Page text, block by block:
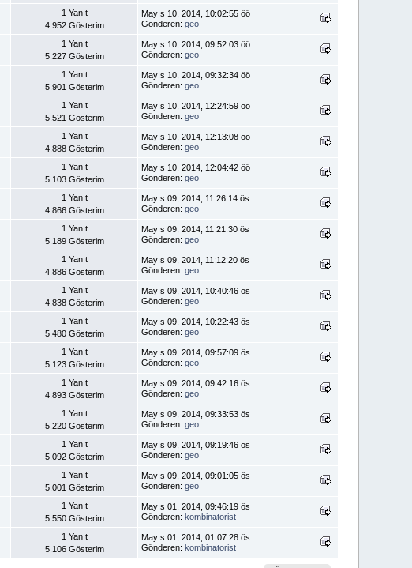
1 Yanıt
4.952 Gösterim
Mayıs 10, 2014, 10:02:55 öö
Gönderen:geo
1 Yanıt
5.227 Gösterim
Mayıs 10, 2014, 09:52:03 öö
Gönderen:geo
1 Yanıt
5.901 Gösterim
Mayıs 10, 2014, 09:32:34 öö
Gönderen:geo
1 Yanıt
5.521 Gösterim
Mayıs 10, 2014, 12:24:59 öö
Gönderen:geo
1 Yanıt
4.888 Gösterim
Mayıs 10, 2014, 12:13:08 öö
Gönderen:geo
1 Yanıt
5.103 Gösterim
Mayıs 10, 2014, 12:04:42 öö
Gönderen:geo
1 Yanıt
4.866 Gösterim
Mayıs 09, 2014, 11:26:14 ös
Gönderen:geo
1 Yanıt
5.189 Gösterim
Mayıs 09, 2014, 11:21:30 ös
Gönderen:geo
1 Yanıt
4.886 Gösterim
Mayıs 09, 2014, 11:12:20 ös
Gönderen:geo
1 Yanıt
4.838 Gösterim
Mayıs 09, 2014, 10:40:46 ös
Gönderen:geo
1 Yanıt
5.480 Gösterim
Mayıs 09, 2014, 10:22:43 ös
Gönderen:geo
1 Yanıt
5.123 Gösterim
Mayıs 09, 2014, 09:57:09 ös
Gönderen:geo
1 Yanıt
4.893 Gösterim
Mayıs 09, 2014, 09:42:16 ös
Gönderen:geo
1 Yanıt
5.220 Gösterim
Mayıs 09, 2014, 09:33:53 ös
Gönderen:geo
1 Yanıt
5.092 Gösterim
Mayıs 09, 2014, 09:19:46 ös
Gönderen:geo
1 Yanıt
5.001 Gösterim
Mayıs 09, 2014, 09:01:05 ös
Gönderen:geo
1 Yanıt
5.550 Gösterim
Mayıs 01, 2014, 09:46:19 ös
Gönderen:kombinatorist
1 Yanıt
5.106 Gösterim
Mayıs 01, 2014, 01:07:28 ös
Gönderen:kombinatorist